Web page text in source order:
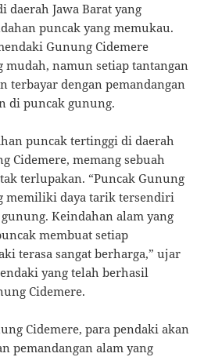
daerah Jawa Barat yang
puncak yang memukau.
Gunung Cidemere
mudah, namun setiap tantangan
terbayar dengan pemandangan
di puncak gunung.
puncak tertinggi di daerah
Cidemere, memang sebuah
terlupakan. “Puncak Gunung
memiliki daya tarik tersendiri
Keindahan alam yang
membuat setiap
terasa sangat berharga,” ujar
yang telah berhasil
Cidemere.
Cidemere, para pendaki akan
pemandangan alam yang